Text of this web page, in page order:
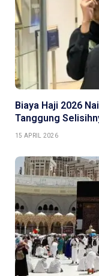
Biaya Haji 2026
Tanggung
15 APRIL 2026